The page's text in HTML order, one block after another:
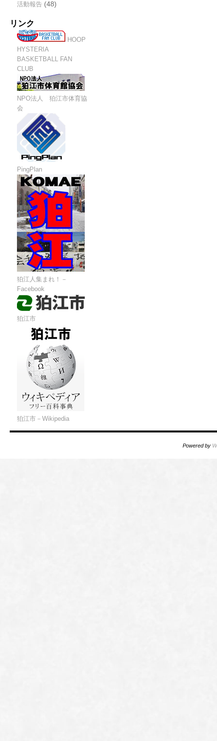
活動報告(48)
リンク
HOOP
HYSTERIA
BASKETBALL FAN
CLUB
NPO法人 狛江市体育協
会
PingPlan
狛江人集まれ！－
Facebook
狛江市
狛江市－Wikipedia
Powered by